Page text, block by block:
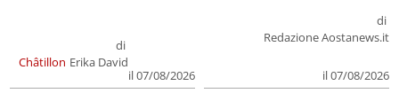
Châtillon
di
Erika David
il 07/08/2026
di
Redazione Aostanews.it
il 07/08/2026